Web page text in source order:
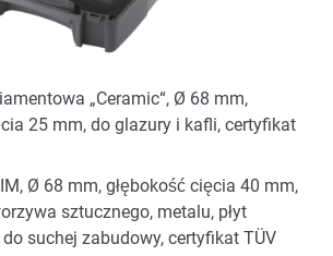
„Ceramic“, Ø 68 mm,
25 mm, do glazury i kafli, certyfikat
Ø 68 mm, głębokość cięcia 40 mm,
sztucznego, metalu, płyt
suchej zabudowy, certyfikat TÜV